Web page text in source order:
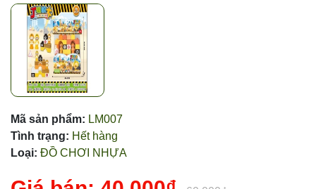
Mã sản phẩm: LM007
Tình trạng: Hết hàng
Loại: ĐỒ CHƠI NHỰA